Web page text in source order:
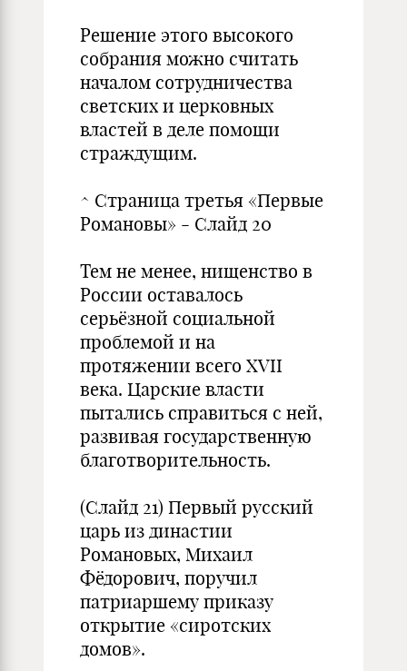
Решение этого высокого
собрания можно считать
началом сотрудничества
светских и церковных
властей в деле помощи
страждущим.
^ Страница третья «Первые
Романовы» - Слайд 20
Тем не менее, нищенство в
России оставалось
серьёзной социальной
проблемой и на
протяжении всего XVII
века. Царские власти
пытались справиться с ней,
развивая государственную
благотворительность.
(Слайд 21) Первый русский
царь из династии
Романовых, Михаил
Фёдорович, поручил
патриаршему приказу
открытие «сиротских
домов».